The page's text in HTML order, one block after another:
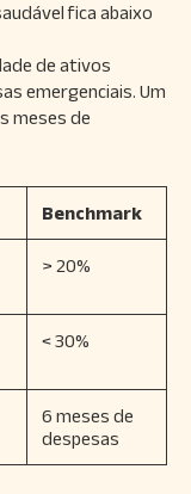
fica abaixo
de ativos
emergenciais. Um
meses de
Benchmark
> 20%
< 30%
6 meses de
despesas